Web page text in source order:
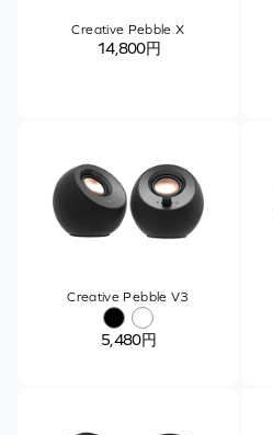
Creative Pebble X
14,800円
Creative Pebble V3
5,480円